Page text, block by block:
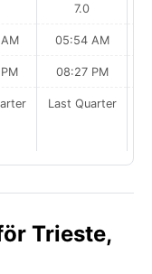
7.0
05:54 AM
08:27 PM
Last Quarter
Trieste,